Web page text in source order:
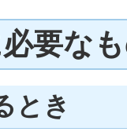
必要な
とき